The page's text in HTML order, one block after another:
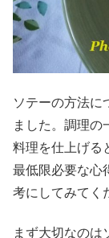
ソテーの方法に
ました。調理の
料理を仕上げる
最低限必要な心
考にしてみてく
まず大切なのは